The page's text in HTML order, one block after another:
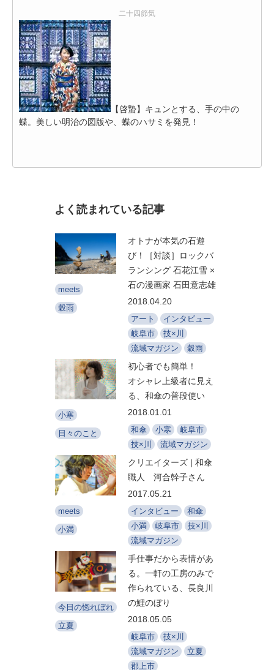
二十四節気
【啓蟄】キュンとする、手の中の
蝶。美しい明治の図版や、蝶のハサミを発見！
よく読まれている記事
meets
穀雨
オトナが本気の石遊
び！［対談］ロックバ
ランシング 石花江雪 ×
石の漫画家 石田意志雄
2018.04.20
アート
インタビュー
岐阜市
技×川
流域マガジン
穀雨
小寒
日々のこと
初心者でも簡単！
オシャレ上級者に見え
る、和傘の普段使い
2018.01.01
和傘 小寒
岐阜市
技×川
流域マガジン
meets
小満
クリエイターズ | 和傘
職人 河合幹子さん
2017.05.21
インタビュー
和傘
小満
岐阜市
技×川
流域マガジン
今日の惚れぼれ
立夏
手仕事だから表情があ
る。一軒の工房のみで
作られている、長良川
の鯉のぼり
2018.05.05
岐阜市
技×川
流域マガジン
立夏
郡上市